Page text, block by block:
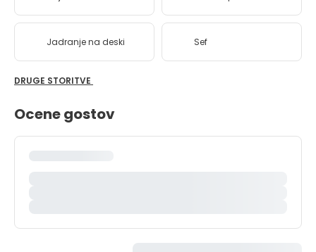
Jadranje na deski Sef
DRUGE STORITVE
Ocene gostov